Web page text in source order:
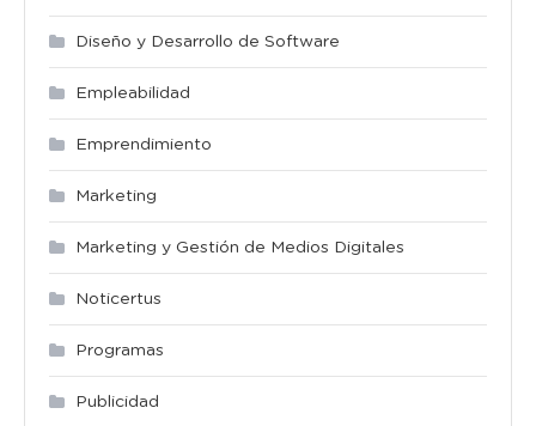
Diseño y Desarrollo de Software
Empleabilidad
Emprendimiento
Marketing
Marketing y Gestión de Medios Digitales
Noticertus
Programas
Publicidad